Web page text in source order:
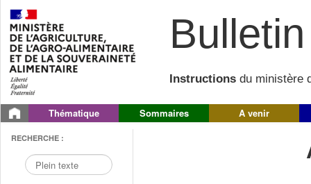
Instructions du ministère
Thématique Sommaires A venir
RECHERCHE :